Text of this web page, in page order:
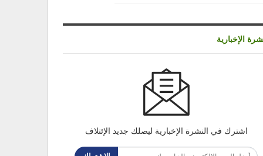
الإخبارية
اشترك في النشرة الإخبارية ليصلك جديد الإئتلاف